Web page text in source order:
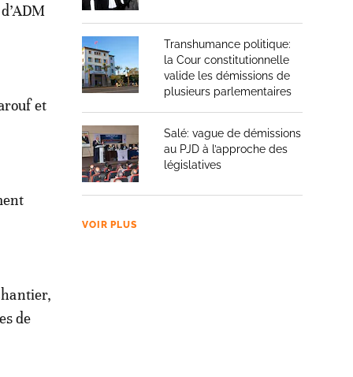
et
de
Transhumance politique:
la Cour constitutionnelle
valide les démissions de
plusieurs parlementaires
Salé: vague de démissions
au PJD à l’approche des
législatives
VOIR PLUS